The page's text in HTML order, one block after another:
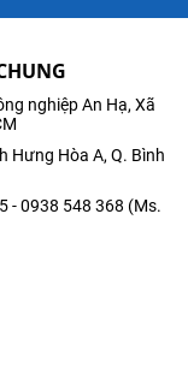
nghiệp An Hạ, Xã
Hưng Hòa A, Q. Bình
- 0938 548 368 (Ms.